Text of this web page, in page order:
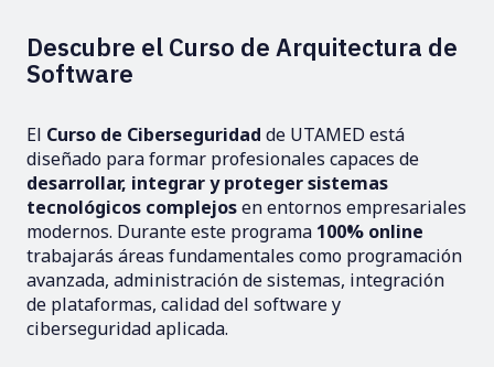
Descubre el Curso de Arquitectura de
Software
El Curso de Ciberseguridad de UTAMED está
diseñado para formar profesionales capaces de
desarrollar, integrar y proteger sistemas
tecnológicos complejosen entornos empresariales
modernos. Durante este programa 100% online
trabajarás áreas fundamentales como programación
avanzada, administración de sistemas, integración
de plataformas, calidad del software y
ciberseguridad aplicada.